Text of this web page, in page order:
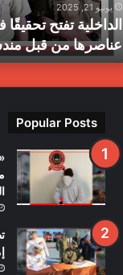
يونيو 21, 2025
الداخلية تفتح
عناصرها من قبل
Popular Posts